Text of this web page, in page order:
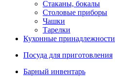
Стаканы, бокалы
Столовые приборы
Чашки
Тарелки
Кухонные принадлежности
Посуда для приготовления
Барный инвентарь